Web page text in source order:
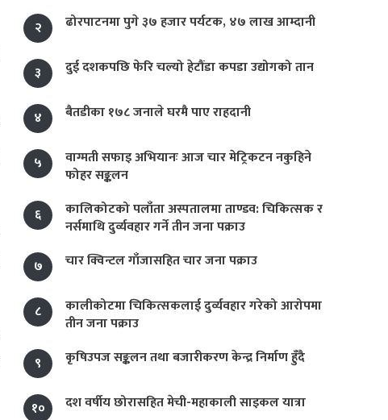
२
ढोरपाटनमा पुगे ३७ हजार पर्यटक, ४७ लाख आम्दानी
३ दुई दशकपछि फेरि चल्यो हेटौंडा कपडा उद्योगको तान
४ बैतडीका १७८ जनाले घरमै पाए राहदानी
५
वाग्मती सफाइ अभियानः आज चार मेट्रिकटन नकुहिने
फोहर सङ्कलन
६
कालिकोटको पलाँता अस्पतालमा ताण्डव: चिकित्सक र
नर्समाथि दुर्व्यवहार गर्ने तीन जना पक्राउ
७
चार क्विन्टल गाँजासहित चार जना पक्राउ
८
कालीकोटमा चिकित्सकलाई दुर्व्यवहार गरेको आरोपमा
तीन जना पक्राउ
९
कृषिउपज सङ्कलन तथा बजारीकरण केन्द्र निर्माण हुँदै
१० दश वर्षीय छोरासहित मेची-महाकाली साइकल यात्रा